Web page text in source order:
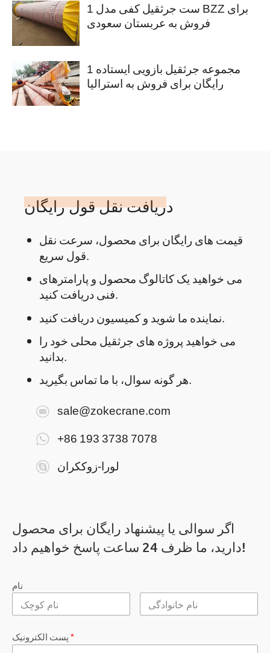
1 ست جرثقیل کفی مدل BZZ برای
فروش به عربستان سعودی
1 مجموعه جرثقیل بازویی ایستاده
رایگان برای فروش به استرالیا
دریافت نقل قول رایگان
قیمت های رایگان برای محصول، سرعت نقل
می خواهید یک کاتالوگ محصول و پارامترهای
فنی دریافت کنید.
می خواهید پروژه های جرثقیل محلی خود را
بدانید.
هر گونه سوال، با ما تماس بگیرید.
sale@zokecrane.com
+86 193 3738 7078
لورا-زوککران
اگر سوالی یا پیشنهاد رایگان برای محصول
دارید، ما ظرف 24 ساعت پاسخ خواهیم داد!
نام
*